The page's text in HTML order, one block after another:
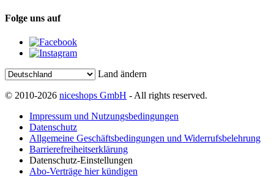
Folge uns auf
Land ändern
© 2010-2026 niceshops GmbH - All rights reserved.
Impressum und Nutzungsbedingungen
Datenschutz
Allgemeine Geschäftsbedingungen und Widerrufsbelehrung
Barrierefreiheitserklärung
Datenschutz-Einstellungen
Abo-Verträge hier kündigen